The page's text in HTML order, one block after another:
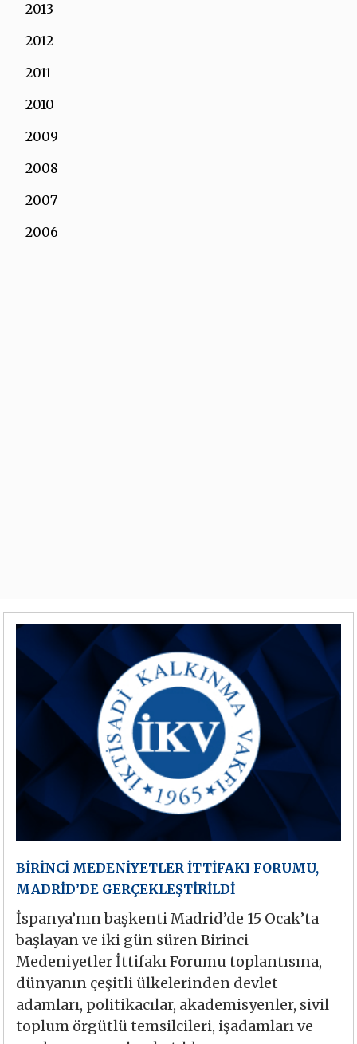
2013
2012
2011
2010
2009
2008
2007
2006
BİRİNCİ MEDENİYETLER İTTİFAKI FORUMU,
MADRİD’DE GERÇEKLEŞTİRİLDİ
İspanya’nın başkenti Madrid’de 15 Ocak’ta
başlayan ve iki gün süren Birinci
Medeniyetler İttifakı Forumu toplantısına,
dünyanın çeşitli ülkelerinden devlet
adamları, politikacılar, akademisyenler, sivil
toplum örgütlü temsilcileri, işadamları ve